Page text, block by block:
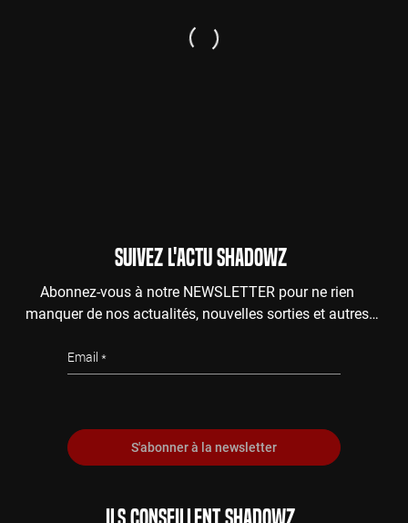
SUIVEZ L'ACTU SHADOWZ
Abonnez-vous à notre NEWSLETTER pour ne rien
manquer de nos actualités, nouvelles sorties et autres
Email
S'abonner à la newsletter